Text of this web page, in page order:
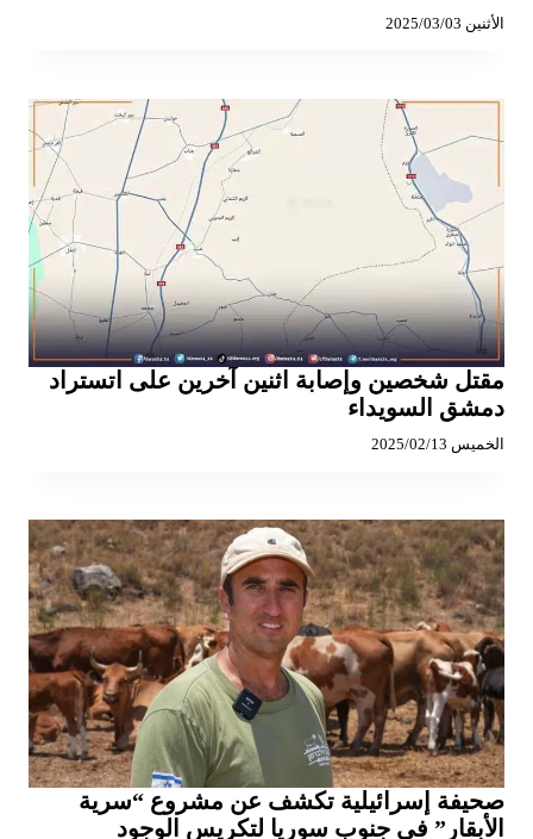
الأثنين 2025/03/03
مقتل شخصين وإصابة اثنين آخرين على اتستراد
دمشق السويداء
الخميس 2025/02/13
صحيفة إسرائيلية تكشف عن مشروع “سرية
الأبقار” في جنوب سوريا لتكريس الوجود